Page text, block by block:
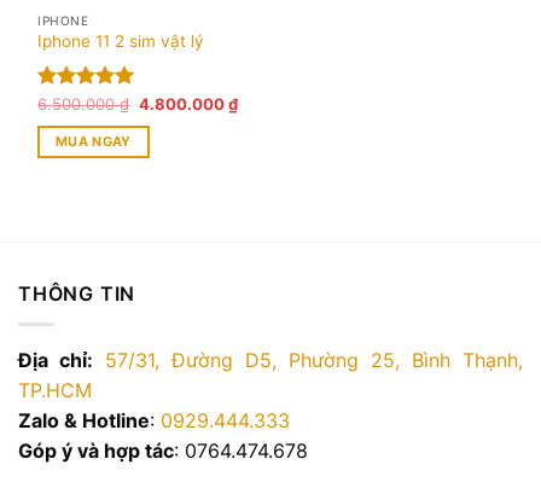
IPHONE
Iphone 11 2 sim vật lý
Được xếp
hạng5.00
5 sao
6.500.000₫ Giá
là:
4.800.000₫Giá
hiện
MUA NGAY
THÔNG TIN
Địa chỉ: 57/31, Đường D5, Phường 25, Bình Thạnh,
TP.HCM
Zalo & Hotline: 0929.444.333
Góp ý và hợp tác: 0764.474.678